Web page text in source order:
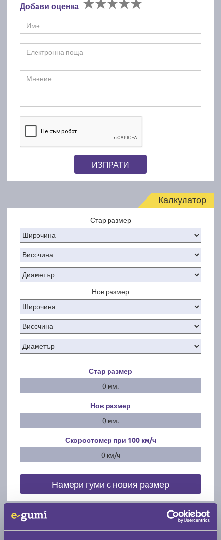
Добави оценка
ИЗПРАТИ
Калкулатор
Стар размер
Нов размер
Стар размер
0 мм.
Нов размер
0 мм.
Скоростомер при 100 км/ч
0 км/ч
Намери гуми с новия размер
По марка автомобил